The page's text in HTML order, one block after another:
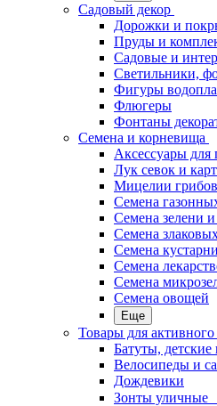
Садовый декор
Дорожки и
Пруды и
Садовые и
Светильники,
Фигуры
Флюгеры
Фонтаны
Семена и корневища
Аксессуары для
Лук севок и
Мицелии грибов
Семена
Семена зелени
Семена
Семена
Семена
Семена
Семена овощей
Еще
Товары для
Батуты,
Велосипеды и
Дождевики
Зонты уличные